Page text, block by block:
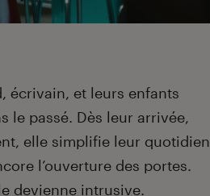
écrivain, et leurs enfants
le passé. Dès leur arrivée,
elle simplifie leur quotidien
l’ouverture des portes.
devienne intrusive.